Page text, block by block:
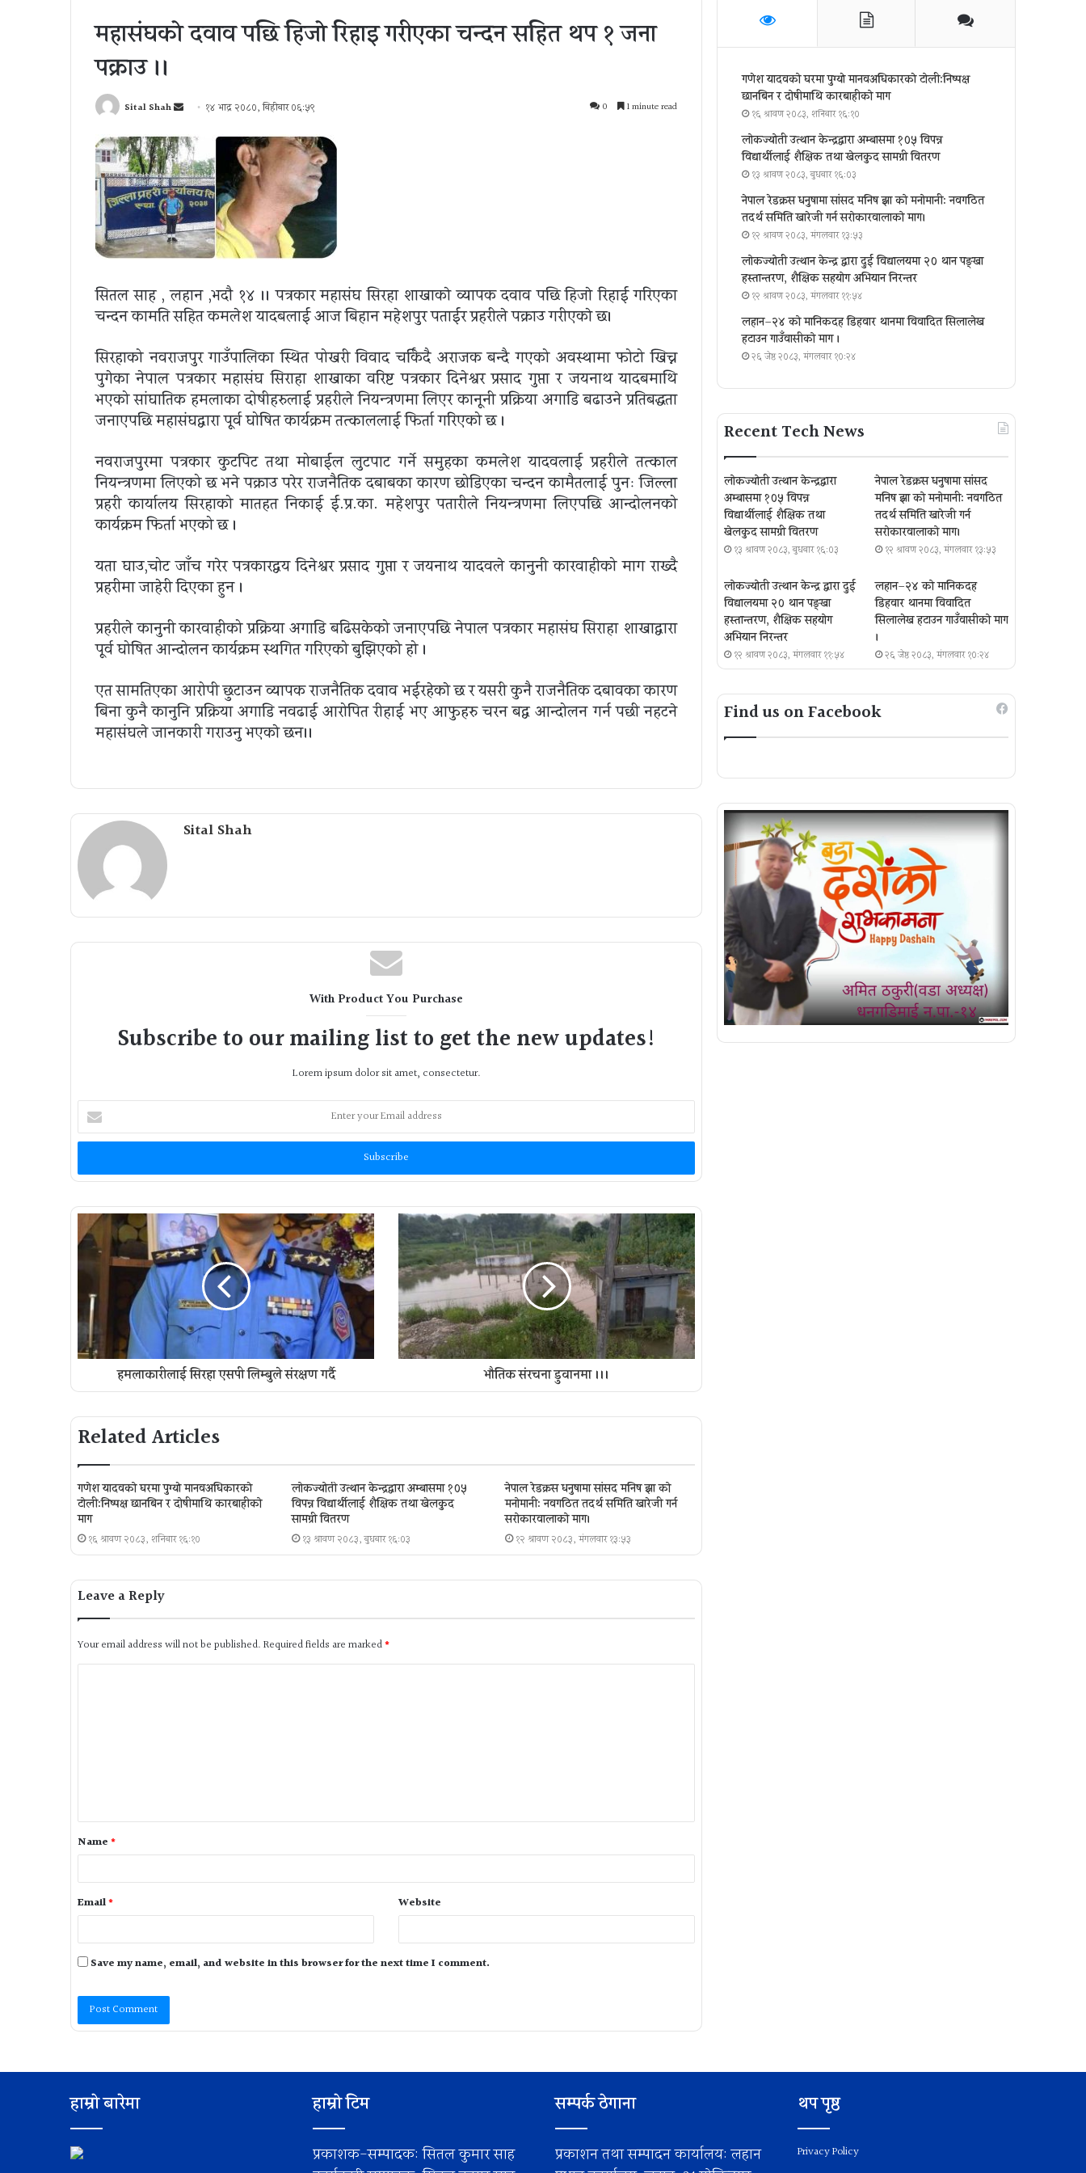
महासंघकाे दवाव पछि हिजाे रिहाइ गरीएका चन्दन सहित थप १ जना
पक्राउ ।।
Sital Shah
Send
email
१४ भाद्र २०८०, बिहीबार ०६:५९ 0 1 minute read
सितल साह , लहान ,भदाै १४ ।। पत्रकार महासंघ सिरहा शाखाकाे व्यापक दवाव पछि हिजाे रिहाई गरिएका
चन्दन कामति सहित कमलेश यादबलाई आज बिहान महेशपुर पताईर प्रहरीले पक्राउ गरीएकाे छ।
सिरहाको नवराजपुर गाउँपालिका स्थित पोखरी विवाद चर्किंदै अराजक बन्दै गएको अवस्थामा फोटो खिच्न
पुगेका नेपाल पत्रकार महासंघ सिराहा शाखाका वरिष्ट पत्रकार दिनेश्वर प्रसाद गुप्ता र जयनाथ यादबमाथि
भएको सांघातिक हमलाका दोषीहरुलाई प्रहरीले नियन्त्रणमा लिएर कानूनी प्रक्रिया अगाडि बढाउने प्रतिबद्धता
जनाएपछि महासंघद्वारा पूर्व घोषित कार्यक्रम तत्काललाई फिर्ता गरिएको छ ।
नवराजपुरमा पत्रकार कुटपिट तथा मोबाईल लुटपाट गर्ने समुहका कमलेश यादवलाई प्रहरीले तत्काल
नियन्त्रणमा लिएको छ भने पक्राउ परेर राजनैतिक दबाबका कारण छोडिएका चन्दन कामैतलाई पुनः जिल्ला
प्रहरी कार्यालय सिरहाको मातहत निकाई ई.प्र.का. महेशपुर पतारीले नियन्त्रणमा लिएपछि आन्दोलनको
कार्यक्रम फिर्ता भएको छ ।
यता घाउ,चोट जाँच गरेर पत्रकारद्वय दिनेश्वर प्रसाद गुप्ता र जयनाथ यादवले कानुनी कारवाहीको माग राख्दै
प्रहरीमा जाहेरी दिएका हुन ।
प्रहरीले कानुनी कारवाहीको प्रक्रिया अगाडि बढिसकेको जनाएपछि नेपाल पत्रकार महासंघ सिराहा शाखाद्वारा
पूर्व घोषित आन्दोलन कार्यक्रम स्थगित गरिएको बुझिएको हो ।
एत सामतिएका आरोपी छुटाउन व्यापक राजनैतिक दवाव भईरहेकाे छ र यसरी कुनै राजनैतिक दबावका कारण
बिना कुनै कानुनि प्रक्रिया अगाडि नवढाई आरोपित रीहाई भए आफुहरु चरन बद्व आन्दोलन गर्न पछी नहटने
महासंघले जानकारी गराउनु भएकाे छन।।
Sital Shah
With Product You Purchase
Subscribe to our mailing list to get the new updates!
Lorem ipsum dolor sit amet, consectetur.
Enter
your
Email
हमलाकारीलाई सिरहा एसपी लिम्बुले संरक्षण गर्दै भौतिक संरचना डुवानमा ।।।
Related Articles
गणेश यादवको घरमा पुग्याे मानवअधिकारकाे
टोली:निष्पक्ष छानबिन र दोषीमाथि कारबाहीको
माग
१६ श्रावण २०८३, शनिबार १६:१०
लोकज्योती उत्थान केन्द्रद्वारा अम्बासमा १०५
विपन्न विद्यार्थीलाई शैक्षिक तथा खेलकुद
सामग्री वितरण
१३ श्रावण २०८३, बुधबार १६:०३
नेपाल रेडक्रस धनुषामा सांसद मनिष झा को
मनोमानी: नवगठित तदर्थ समिति खारेजी गर्न
सरोकारवालाको माग।
१२ श्रावण २०८३, मंगलवार १३:५३
Leave a Reply
Your email address will not be published. Required fields are marked*
Name *
Email* Website
Save my name, email, and website in this browser for the next time I comment.
गणेश यादवको घरमा पुग्याे मानवअधिकारकाे टोली:निष्पक्ष
छानबिन र दोषीमाथि कारबाहीको माग
१६ श्रावण २०८३, शनिबार १६:१०
लोकज्योती उत्थान केन्द्रद्वारा अम्बासमा १०५ विपन्न
विद्यार्थीलाई शैक्षिक तथा खेलकुद सामग्री वितरण
१३ श्रावण २०८३, बुधबार १६:०३
नेपाल रेडक्रस धनुषामा सांसद मनिष झा को मनोमानी: नवगठित
तदर्थ समिति खारेजी गर्न सरोकारवालाको माग।
१२ श्रावण २०८३, मंगलवार १३:५३
लोकज्योती उत्थान केन्द्र द्वारा दुई विद्यालयमा २० थान पङ्खा
हस्तान्तरण, शैक्षिक सहयोग अभियान निरन्तर
१२ श्रावण २०८३, मंगलवार ११:५४
लहान–२४ को मानिकदह डिहवार थानमा विवादित सिलालेख
हटाउन गाउँवासीको माग ।
२६ जेष्ठ २०८३, मंगलवार १०:२४
Recent Tech News
लोकज्योती उत्थान केन्द्रद्वारा
अम्बासमा १०५ विपन्न
विद्यार्थीलाई शैक्षिक तथा
खेलकुद सामग्री वितरण
१३ श्रावण २०८३, बुधबार १६:०३
नेपाल रेडक्रस धनुषामा सांसद
मनिष झा को मनोमानी: नवगठित
तदर्थ समिति खारेजी गर्न
सरोकारवालाको माग।
१२ श्रावण २०८३, मंगलवार १३:५३
लोकज्योती उत्थान केन्द्र द्वारा दुई
विद्यालयमा २० थान पङ्खा
हस्तान्तरण, शैक्षिक सहयोग
अभियान निरन्तर
१२ श्रावण २०८३, मंगलवार ११:५४
लहान–२४ को मानिकदह
डिहवार थानमा विवादित
सिलालेख हटाउन गाउँवासीको माग
।
२६ जेष्ठ २०८३, मंगलवार १०:२४
Find us on Facebook
हाम्रो बारेमा हाम्रो टिम
प्रकाशक-सम्पादक: सितल कुमार साह
सम्पर्क ठेगाना
प्रकाशन तथा सम्पादन कार्यालय: लहान
थप पृष्ठ
Privacy Policy